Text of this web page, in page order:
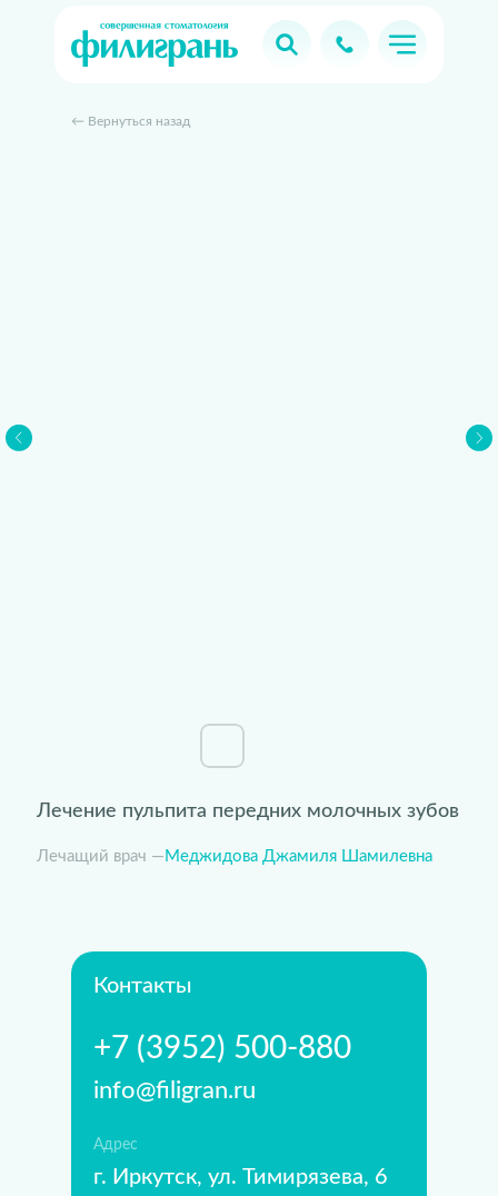
← Вернуться назад
Лечение пульпита передних молочных зубов
Лечащий врач — Меджидова Джамиля Шамилевна
info@filigran.ru
+7 (3952) 500-880
г. Иркутск, ул. Тимирязева, 6
Адрес
Контакты